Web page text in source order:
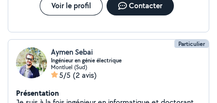
Voir le profil Contacter
Particulier
Aymen Sebai
Ingénieur en génie électrique
Montluel (Sud)
5/5 (2 avis)
Présentation